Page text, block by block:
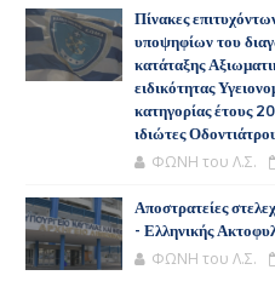
Πίνακες
υποψηφίων του
κατάταξης
ειδικότητας
κατηγορίας έτους
ιδιώτες
ΦΩΝΗ του Λ.Σ.
Αποστρατείες
- Ελληνικής
ΦΩΝΗ του Λ.Σ.